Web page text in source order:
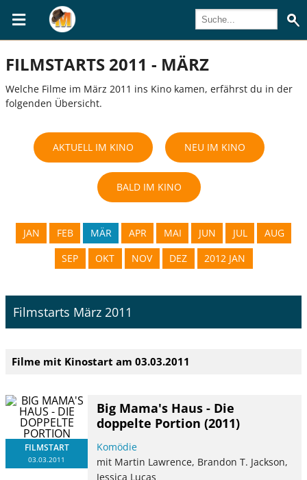
FILMSTARTS 2011 - MÄRZ
Welche Filme im März 2011 ins Kino kamen, erfährst du in der
folgenden Übersicht.
AKTUELL IM KINO NEU IM KINO
BALD IM KINO
JAN FEB MÄR APR MAI JUN JUL
AUG
SEP
OKT NOV DEZ 2012 JAN
Filmstarts März 2011
Filme mit Kinostart am 03.03.2011
FILMSTART
03.03.2011
Big Mama's Haus - Die
doppelte Portion (2011)
Komödie
mit Martin Lawrence, Brandon T. Jackson,
Jessica Lucas